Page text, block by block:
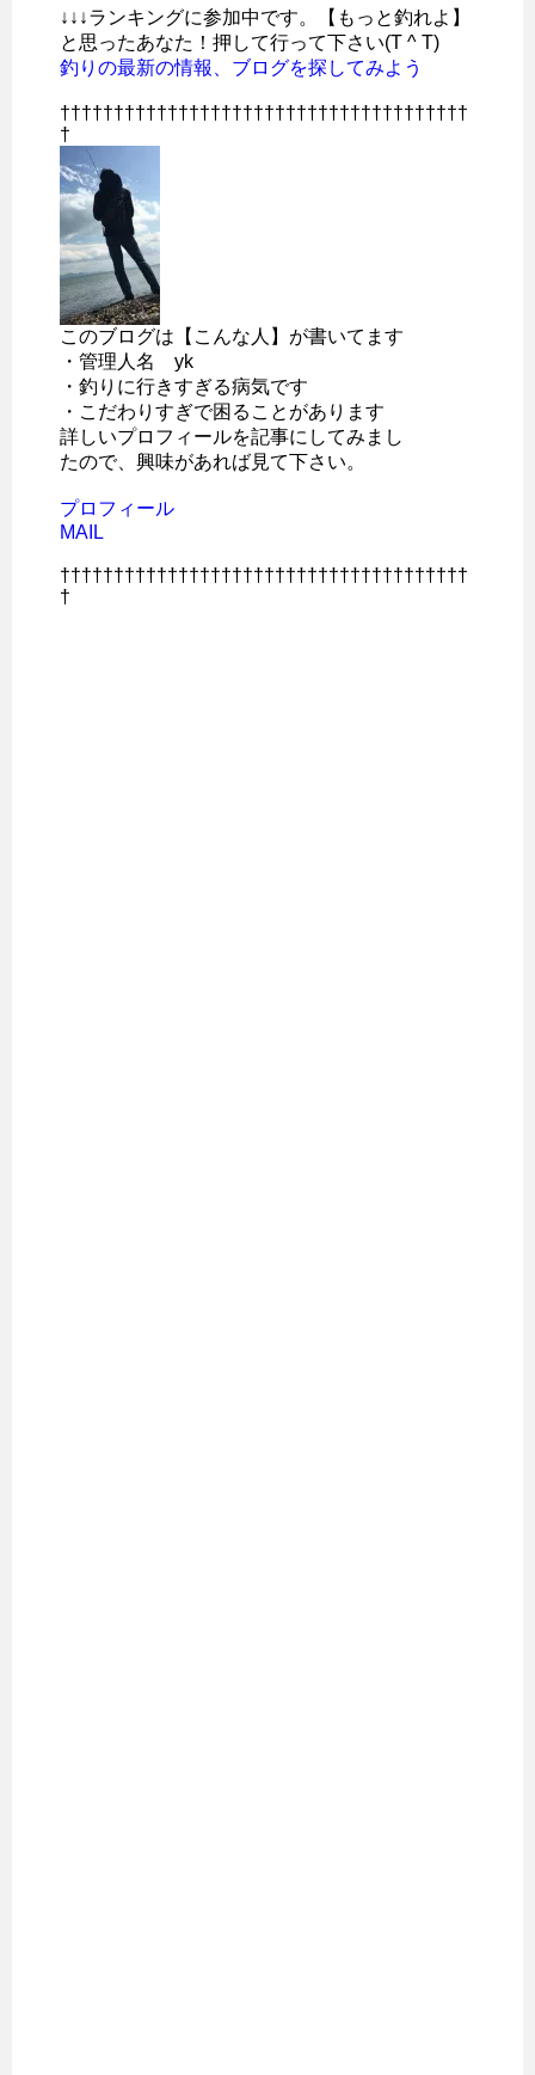
↓↓↓ランキングに参加中です。【もっと釣れよ】
と思ったあなた！押して行って下さい(T ^ T)
釣りの最新の情報、ブログを探してみよう
††††††††††††††††††††††††††††††††††††††
†
このブログは【こんな人】が書いてます
・管理人名 yk
・釣りに行きすぎる病気です
・こだわりすぎで困ることがあります
詳しいプロフィールを記事にしてみまし
たので、興味があれば見て下さい。
プロフィール
MAIL
††††††††††††††††††††††††††††††††††††††
†